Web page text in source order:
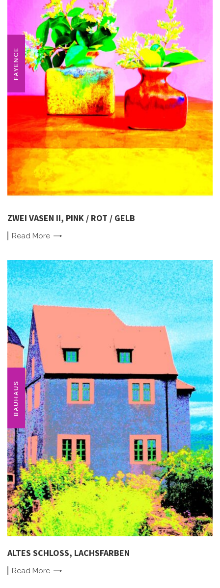
FAYENCE
ZWEI VASEN II, PINK / ROT / GELB
Read More
BAUHAUS
ALTES SCHLOSS, LACHSFARBEN
Read More